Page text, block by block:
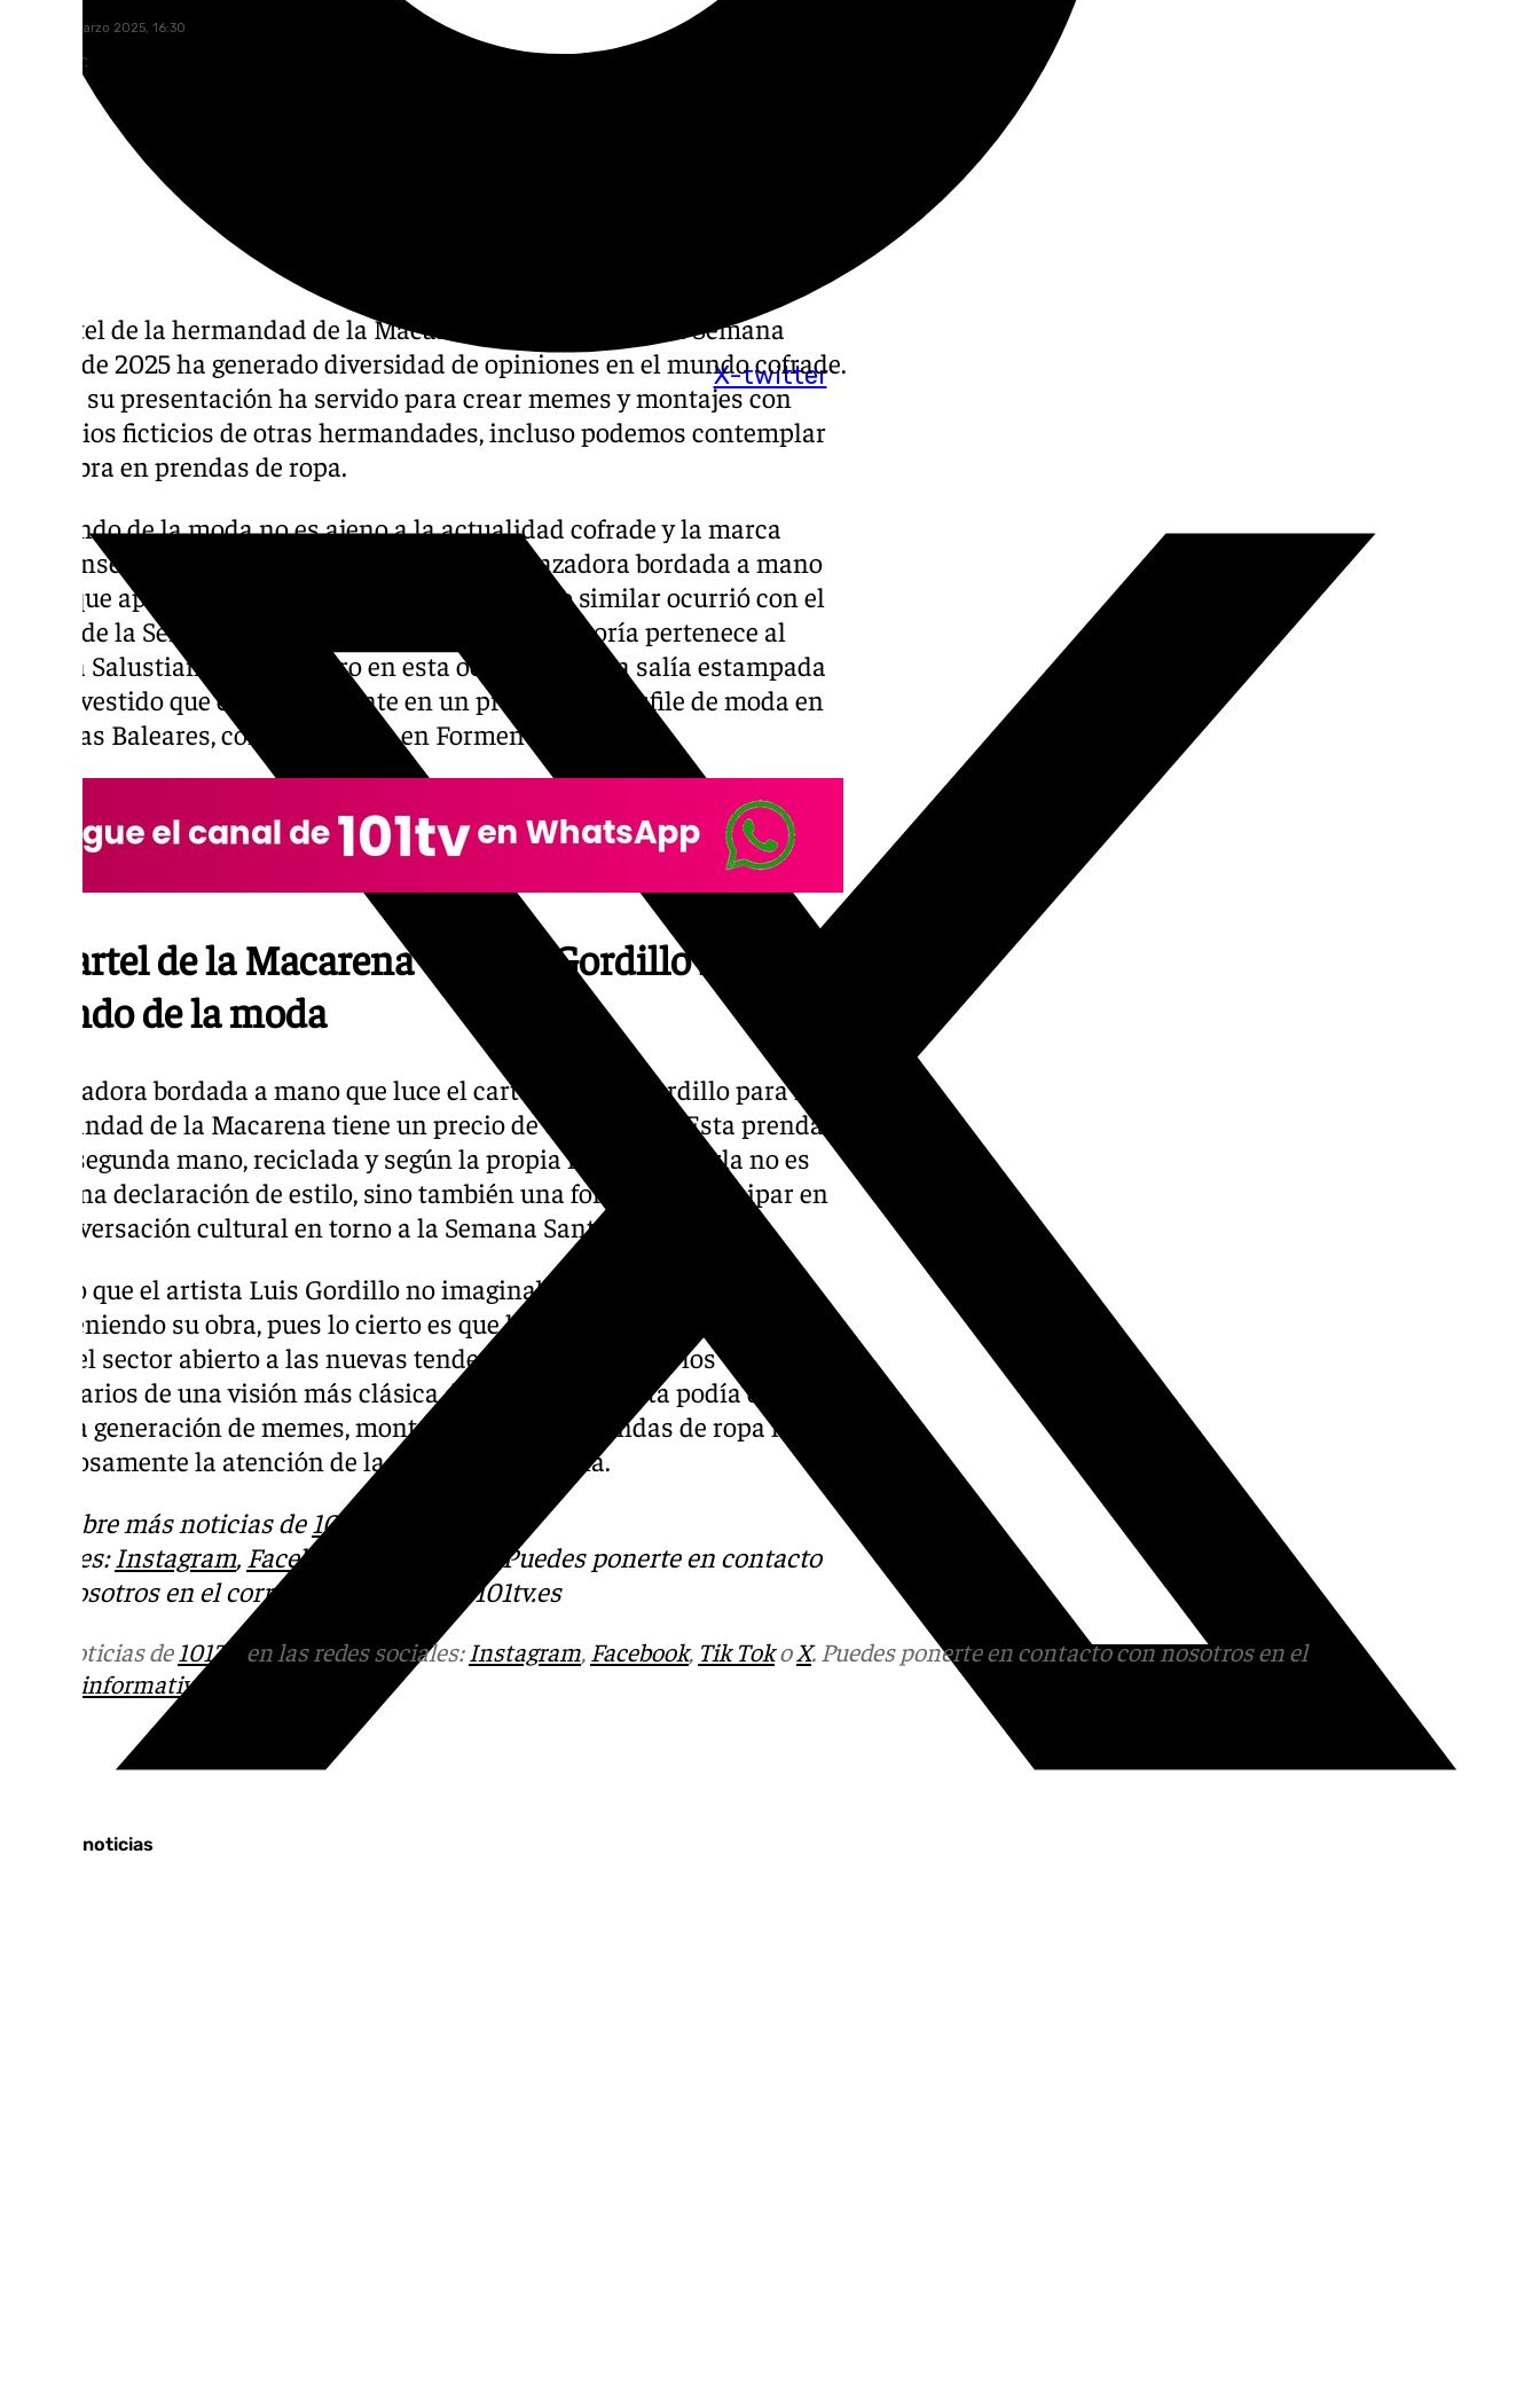
X-twitter
sábado, 1 marzo 2025, 16:30
Compartir:
El cartel de la hermandad de la Macarena para anunciar la Semana
Santa de 2025 ha generado diversidad de opiniones en el mundo cofrade.
Desde su presentación ha servido para crear memes y montajes con
anuncios ficticios de otras hermandades, incluso podemos contemplar
esta obra en prendas de ropa.
El mundo de la moda no es ajeno a la actualidad cofrade y la marca
onubense ‘hechodemipati’ ha elaborado una cazadora bordada a mano
en la que aparece esta obra de Luis Gordillo. Algo similar ocurrió con el
cartel de la Semana Santa de Sevilla 2024, cuya autoría pertenece al
artista Salustiano García. Pero en esta ocasión la obra salía estampada
en un vestido que estuvo presente en un prestigioso desfile de moda en
las Islas Baleares, concretamente en Formentera.
El cartel de la Macarena de Luis Gordillo llega al
mundo de la moda
La cazadora bordada a mano que luce el cartel de Luis Gordillo para la
hermandad de la Macarena tiene un precio de 63,70 euros. Esta prenda
es de segunda mano, reciclada y según la propia marca «llevarla no es
solo una declaración de estilo, sino también una forma de participar en
la conversación cultural en torno a la Semana Santa».
Seguro que el artista Luis Gordillo no imaginaba el gran impacto que
está teniendo su obra, pues lo cierto es que la generación de un debate
entre el sector abierto a las nuevas tendencias artísticas y los
partidarios de una visión más clásica de la Semana Santa podía darse,
pero la generación de memes, montajes e incluso prendas de ropa llama
poderosamente la atención de la sociedad sevillana.
Descubre más noticias de 101Tv
sociales:Instagram, Facebook
. Puedes ponerte en contacto
con nosotros en el correo
informativos@101tv.es
Más noticias de101TV en las redes sociales:Instagram, Facebook, Tik TokoX. Puedes ponerte en contacto con nosotros en el
informativos@101tv.es
Últimas noticias